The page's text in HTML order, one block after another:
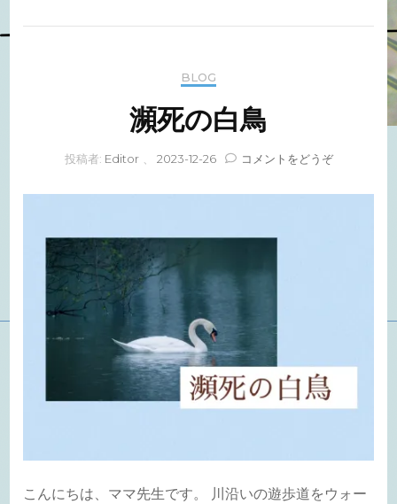
BLOG
瀕死の白鳥
投稿者: Editor 2023-12-26 コメントをどうぞ(瀕
の
こんにちは、ママ先生です。 川沿いの遊歩道をウォー